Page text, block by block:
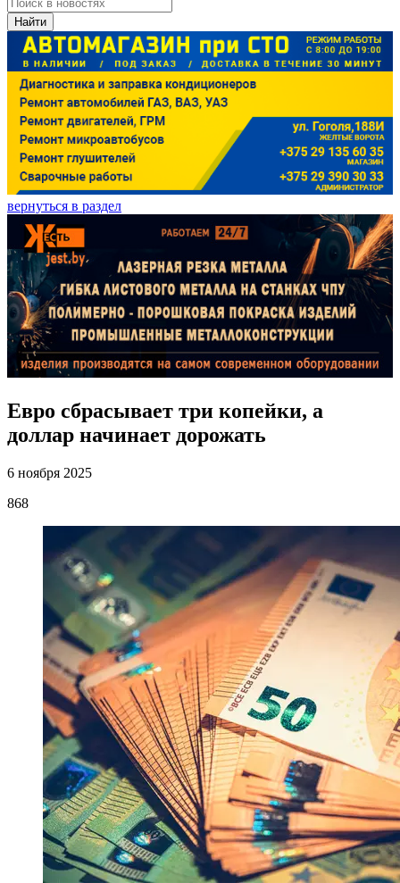
Найти
вернуться в раздел
Евро сбрасывает три копейки, а
доллар начинает дорожать
6 ноября 2025
868